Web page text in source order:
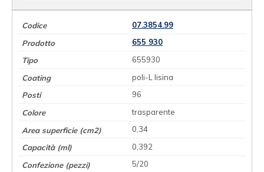
07.3854.99
655 930
655930
poli-L lisina
96
trasparente
0,34
0,392
5/20